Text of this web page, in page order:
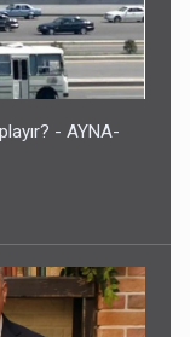
- AYNA-